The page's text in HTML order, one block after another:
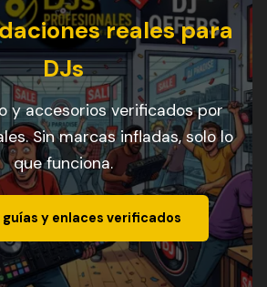
reales para
DJs
y accesorios verificados por
Sin marcas infladas, solo lo
que funciona.
guías y enlaces verificados